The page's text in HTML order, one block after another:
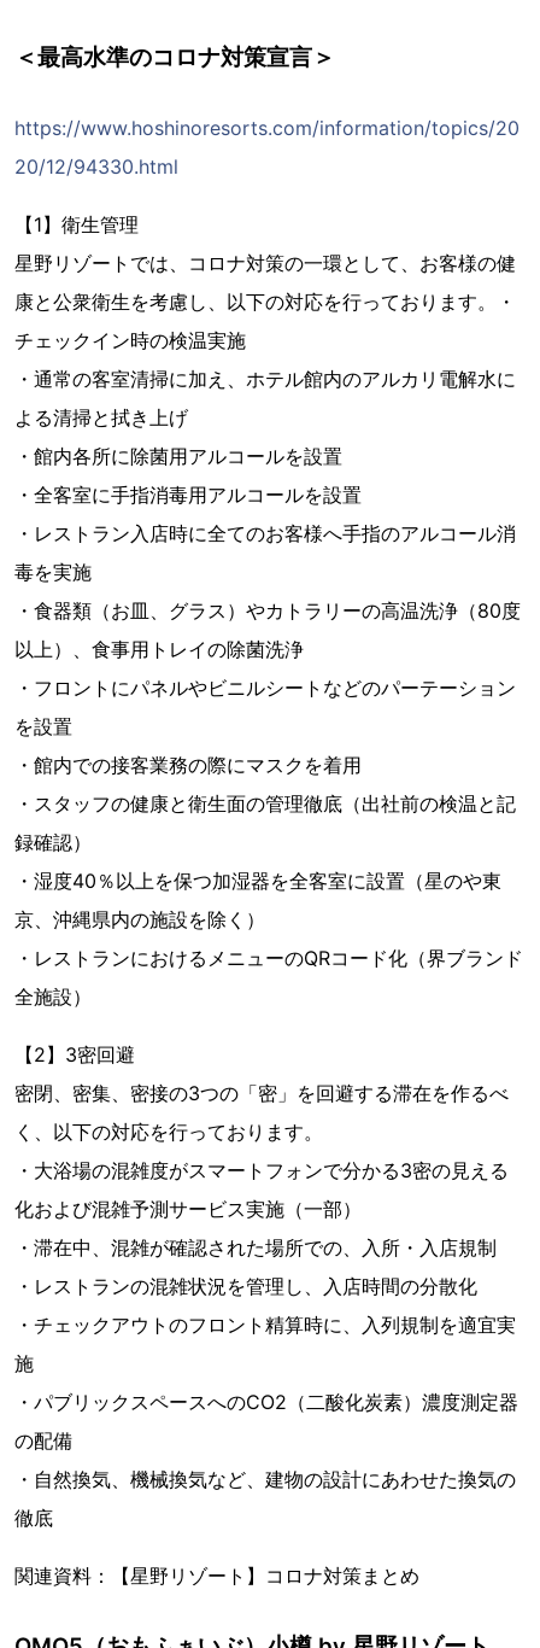
＜最高水準のコロナ対策宣言＞
https://www.hoshinoresorts.com/information/topics/20
20/12/94330.html
【1】衛生管理
星野リゾートでは、コロナ対策の一環として、お客様の健
康と公衆衛生を考慮し、以下の対応を行っております。・
チェックイン時の検温実施
・通常の客室清掃に加え、ホテル館内のアルカリ電解水に
よる清掃と拭き上げ
・館内各所に除菌用アルコールを設置
・全客室に手指消毒用アルコールを設置
・レストラン入店時に全てのお客様へ手指のアルコール消
毒を実施
・食器類（お皿、グラス）やカトラリーの高温洗浄（80度
以上）、食事用トレイの除菌洗浄
・フロントにパネルやビニルシートなどのパーテーション
を設置
・館内での接客業務の際にマスクを着用
・スタッフの健康と衛生面の管理徹底（出社前の検温と記
録確認）
・湿度40％以上を保つ加湿器を全客室に設置（星のや東
京、沖縄県内の施設を除く）
・レストランにおけるメニューのQRコード化（界ブランド
全施設）
【2】3密回避
密閉、密集、密接の3つの「密」を回避する滞在を作るべ
く、以下の対応を行っております。
・大浴場の混雑度がスマートフォンで分かる3密の見える
化および混雑予測サービス実施（一部）
・滞在中、混雑が確認された場所での、入所・入店規制
・レストランの混雑状況を管理し、入店時間の分散化
・チェックアウトのフロント精算時に、入列規制を適宜実
施
・パブリックスペースへのCO2（二酸化炭素）濃度測定器
の配備
・自然換気、機械換気など、建物の設計にあわせた換気の
徹底
関連資料：【星野リゾート】コロナ対策まとめ